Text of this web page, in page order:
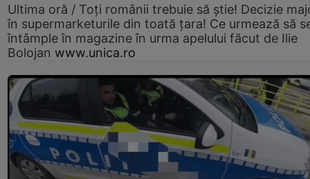
Ultima oră / Toți românii trebuie să știe! Decizie
în supermarketurile din toată țara! Ce urmează să
întâmple în magazine în urma apelului făcut de Ilie
Bolojan www.unica.ro